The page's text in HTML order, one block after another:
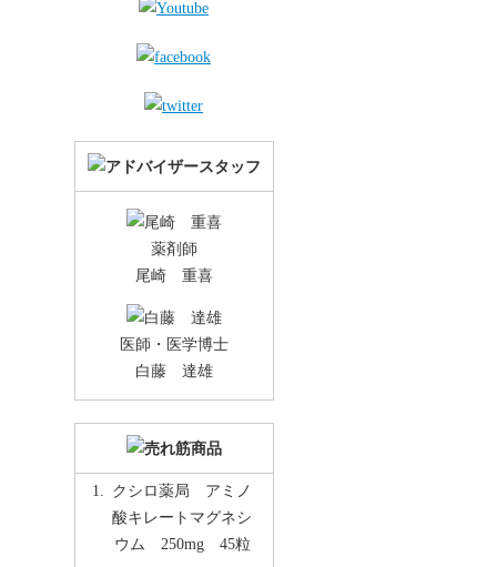
薬剤師
尾崎 重喜
医師・医学博士
白藤 達雄
クシロ薬局 アミノ
酸キレートマグネシ
ウム 250mg 45粒